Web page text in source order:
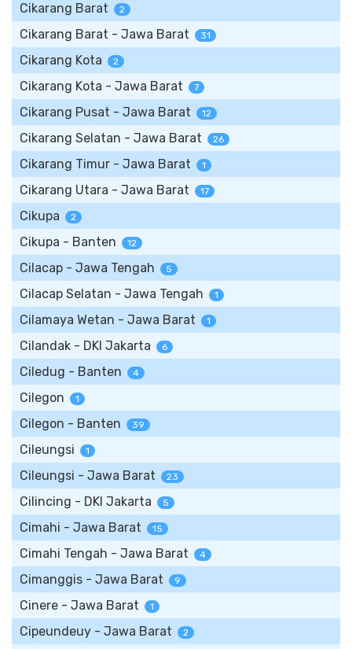
Cikarang Barat 2
Cikarang Barat - Jawa Barat 31
Cikarang Kota 2
Cikarang Kota - Jawa Barat 7
Cikarang Pusat - Jawa Barat 12
Cikarang Selatan - Jawa Barat 26
Cikarang Timur - Jawa Barat 1
Cikarang Utara - Jawa Barat 17
Cikupa 2
Cikupa - Banten 12
Cilacap - Jawa Tengah 5
Cilacap Selatan - Jawa Tengah 1
Cilamaya Wetan - Jawa Barat 1
Cilandak - DKI Jakarta 6
Ciledug - Banten 4
Cilegon 1
Cilegon - Banten 39
Cileungsi 1
Cileungsi - Jawa Barat 23
Cilincing - DKI Jakarta 5
Cimahi - Jawa Barat 15
Cimahi Tengah - Jawa Barat 4
Cimanggis - Jawa Barat 9
Cinere - Jawa Barat 1
Cipeundeuy - Jawa Barat 2